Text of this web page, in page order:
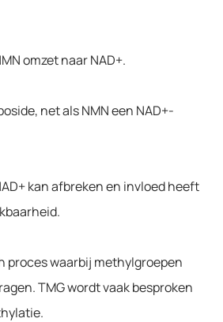
omzet naar NAD+.
net als NMN een NAD+-
kan afbreken en invloed heeft
proces waarbij methylgroepen
TMG wordt vaak besproken